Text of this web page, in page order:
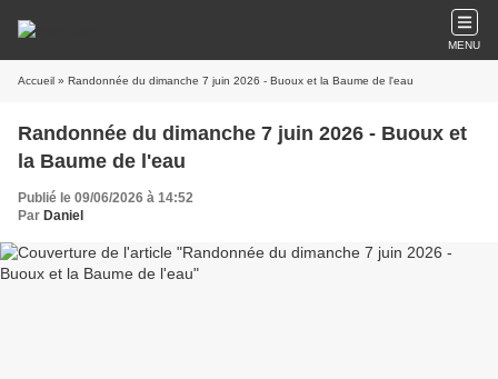
MENU
Accueil » Randonnée du dimanche 7 juin 2026 - Buoux et la Baume de l'eau
Randonnée du dimanche 7 juin 2026 - Buoux et
la Baume de l'eau
Publié le 09/06/2026 à 14:52
Par Daniel